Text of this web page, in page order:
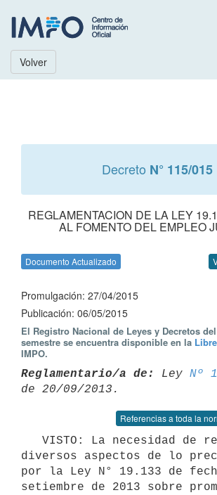
Volver
Decreto N° 115/015
REGLAMENTACION DE LA LEY
AL FOMENTO DEL EMPLEO
Documento Actualizado
Promulgación: 27/04/2015
Publicación: 06/05/2015
El Registro Nacional de Leyes y Decretos
semestre se encuentra disponible en la
IMPO.
Reglamentario/a de: Ley Nº
Referencias a toda la
diversos aspectos de lo
por la Ley N° 19.133 de
setiembre de 2013 sobre